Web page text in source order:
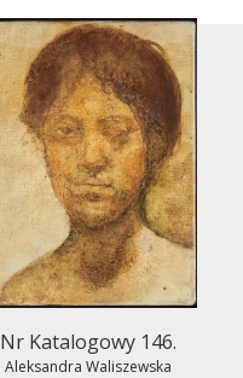
Nr Katalogowy 146.
Aleksandra Waliszewska